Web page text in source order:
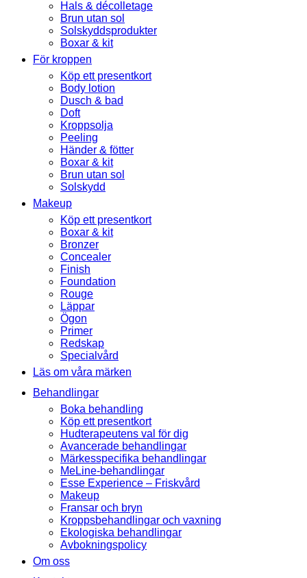
Hals & décolletage
Brun utan sol
Solskyddsprodukter
Boxar & kit
För kroppen
Köp ett presentkort
Body lotion
Dusch & bad
Doft
Kroppsolja
Peeling
Händer & fötter
Boxar & kit
Brun utan sol
Solskydd
Makeup
Köp ett presentkort
Boxar & kit
Bronzer
Concealer
Finish
Foundation
Rouge
Läppar
Ögon
Primer
Redskap
Specialvård
Läs om våra märken
Behandlingar
Boka behandling
Köp ett presentkort
Hudterapeutens val för dig
Avancerade behandlingar
Märkesspecifika behandlingar
MeLine-behandlingar
Esse Experience – Friskvård
Makeup
Fransar och bryn
Kroppsbehandlingar och vaxning
Ekologiska behandlingar
Avbokningspolicy
Om oss